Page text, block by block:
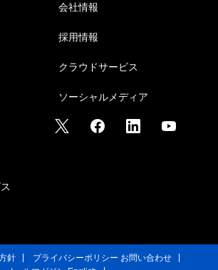
会社情報
採用情報
クラウドサービス
ソーシャルメディア
針 プライバシーポリシー お問い合わせ